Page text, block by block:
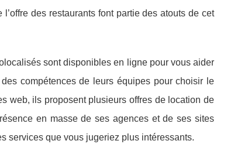
des restaurants font partie des atouts de cet
sont disponibles en ligne pour vous aider
compétences de leurs équipes pour choisir le
web, ils proposent plusieurs offres de location de
en masse de ses agences et de ses sites
services que vous jugeriez plus intéressants.